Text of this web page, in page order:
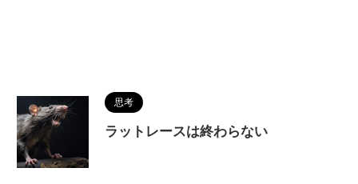
思考
ラットレースは終わらない